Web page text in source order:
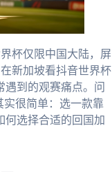
杯仅限中国大陆，屏
新加坡看抖音世界杯
到的观赛痛点。问
很简单：选一款靠
何选择合适的回国加